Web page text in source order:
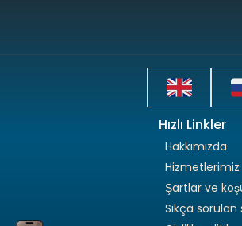
Hızlı Linkler
Hakkımızda
Hizmetlerimiz
Şartlar ve
Sıkça